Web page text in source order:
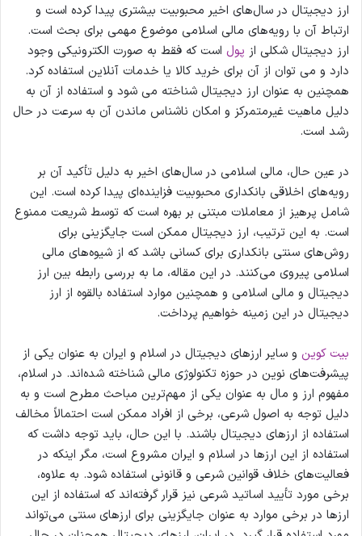
ارز دیجیتال در سال‌های اخیر محبوبیت بیشتری پیدا کرده است و
ارتباط آن با رویه‌های مالی اسلامی موضوع مهمی برای بحث است.
ارز دیجیتال شکلی از پول است که فقط به صورت الکترونیکی وجود
دارد و می توان از آن برای خرید کالا یا خدمات آنلاین استفاده کرد.
همچنین به عنوان ارز دیجیتال شناخته می شود و استفاده از آن به
دلیل ماهیت غیرمتمرکز و امکان ناشناس ماندن آن به سرعت در حال
رشد است.
در عین حال، مالی اسلامی در سال‌های اخیر به دلیل تأکید آن بر
رویه‌های اخلاقی بانکداری محبوبیت فزاینده‌ای پیدا کرده است. این
شامل پرهیز از معاملات مبتنی بر بهره است که توسط شریعت ممنوع
است. به این ترتیب، ارز دیجیتال ممکن است جایگزینی برای
روش‌های سنتی بانکداری برای کسانی باشد که از شیوه‌های مالی
اسلامی پیروی می‌کنند. در این مقاله، ما به بررسی رابطه بین ارز
دیجیتال و مالی اسلامی و همچنین موارد استفاده بالقوه از ارز
دیجیتال در این زمینه خواهیم پرداخت.
بیت کوین و سایر ارزهای دیجیتال در اسلام و ایران به عنوان یکی از
پیشرفت‌های نوین در حوزه تکنولوژی مالی شناخته شده‌اند. در اسلام،
مفهوم ارز و مال به عنوان یکی از مهم‌ترین مباحث مطرح است و به
دلیل توجه به اصول شرعی، برخی از افراد ممکن است احتمالاً مخالف
استفاده از ارزهای دیجیتال باشند. با این حال، باید توجه داشت که
استفاده از این ارزها در اسلام و ایران مشروع است، مگر اینکه در
فعالیت‌های خلاف قوانین شرعی و قانونی استفاده شود. به علاوه،
برخی مورد تأیید اساتید شرعی نیز قرار گرفته‌اند که استفاده از این
ارزها در برخی موارد به عنوان جایگزینی برای ارزهای سنتی می‌تواند